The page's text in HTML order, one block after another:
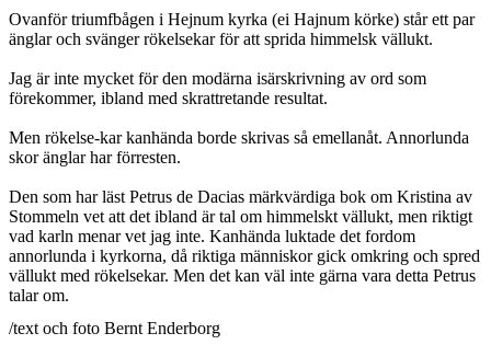
Ovanför triumfbågen i Hejnum kyrka (ei Hajnum körke) står ett par
änglar och svänger rökelsekar för att sprida himmelsk vällukt.
Jag är inte mycket för den modärna isärskrivning av ord som
förekommer, ibland med skrattretande resultat.
Men rökelse-kar kanhända borde skrivas så emellanåt. Annorlunda
skor änglar har förresten.
Den som har läst Petrus de Dacias märkvärdiga bok om Kristina av
Stommeln vet att det ibland är tal om himmelskt vällukt, men riktigt
vad karln menar vet jag inte. Kanhända luktade det fordom
annorlunda i kyrkorna, då riktiga människor gick omkring och spred
vällukt med rökelsekar. Men det kan väl inte gärna vara detta Petrus
talar om.
/text och foto Bernt Enderborg